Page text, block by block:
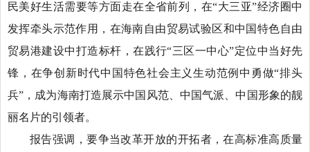
民美好生活需要等方面走在全省前列，在“大三亚”经济圈中
发挥牵头示范作用，在海南自由贸易试验区和中国特色自由
贸易港建设中打造标杆，在践行“三区一中心”定位中当好先
锋，在争创新时代中国特色社会主义生动范例中勇做“排头
兵”，成为海南打造展示中国风范、中国气派、中国形象的靓
丽名片的引领者。
报告强调，要争当改革开放的开拓者，在高标准高质量